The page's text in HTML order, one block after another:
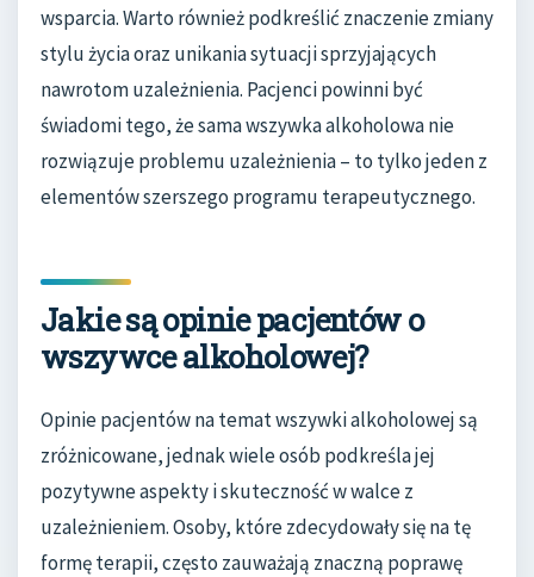
wsparcia. Warto również podkreślić znaczenie zmiany
stylu życia oraz unikania sytuacji sprzyjających
nawrotom uzależnienia. Pacjenci powinni być
świadomi tego, że sama wszywka alkoholowa nie
rozwiązuje problemu uzależnienia – to tylko jeden z
elementów szerszego programu terapeutycznego.
Jakie są opinie pacjentów o
wszywce alkoholowej?
Opinie pacjentów na temat wszywki alkoholowej są
zróżnicowane, jednak wiele osób podkreśla jej
pozytywne aspekty i skuteczność w walce z
uzależnieniem. Osoby, które zdecydowały się na tę
formę terapii, często zauważają znaczną poprawę